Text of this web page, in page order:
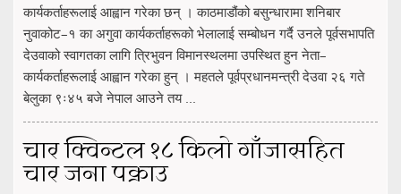
कार्यकर्ताहरूलाई आह्वान गरेका छन् । काठमाडौंको बसुन्धारामा शनिबार
नुवाकोट–१ का अगुवा कार्यकर्ताहरूको भेलालाई सम्बोधन गर्दै उनले पूर्वसभापति
देउवाको स्वागतका लागि त्रिभुवन विमानस्थलमा उपस्थित हुन नेता–
कार्यकर्ताहरूलाई आह्वान गरेका हुन् । महतले पूर्वप्रधानमन्त्री देउवा २६ गते
बेलुका ९ः४५ बजे नेपाल आउने तय ...
चार क्विन्टल १८ किलो गाँजासहित
चार जना पक्राउ